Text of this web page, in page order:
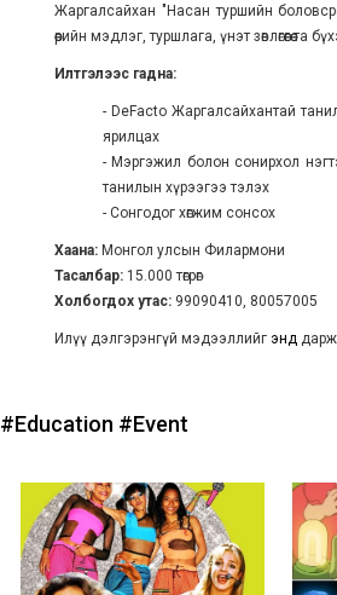
Жаргалсайхан "Насан туршийн
өөрийн мэдлэг, туршлага, үнэт зөвлөгөөгөө
Илтгэлээс гадна:
- DeFacto Жаргалсайхантай
ярилцах
- Mэргэжил болон сонирхол
танилын хүрээгээ тэлэх
- Сонгодог хөгжим сонсох
Хаана:Монгол улсын Филармони
Тасалбар:15.000 төгрөг
Холбогдох утас:99090410, 80057005
Илүү дэлгэрэнгүй мэдээллийг энд
#Education #Event